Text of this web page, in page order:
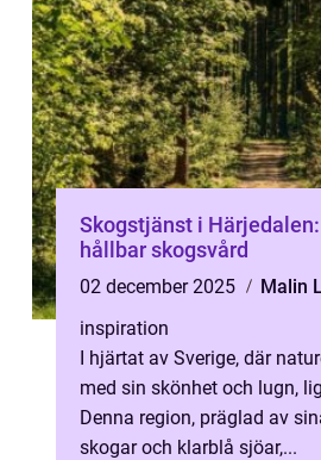
Skogstjänst i Härjedalen:
hållbar skogsvård
02 december 2025
Malin
inspiration
I hjärtat av Sverige, där
med sin skönhet och lugn,
Denna region, präglad av
skogar och klarblå sjöar,...